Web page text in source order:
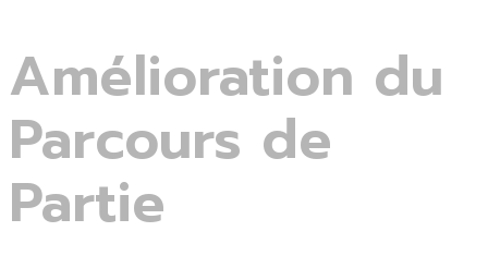
Amélioration du
Parcours de
Partie